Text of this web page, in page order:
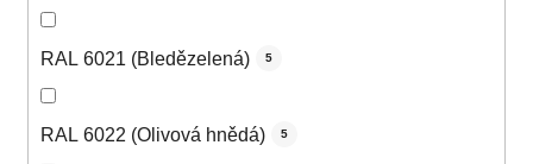
RAL 6021 (Bledězelená) 5
RAL 6022 (Olivová hnědá) 5